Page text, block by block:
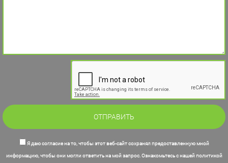
Я даю согласие на то, чтобы этот веб-сайт сохранял предоставленную мной
информацию, чтобы они могли ответить на мой запрос. Ознакомьтесь с нашей политикой